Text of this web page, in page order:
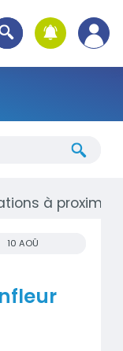
sociaux
la recherche
à proximité
10 AOÛ